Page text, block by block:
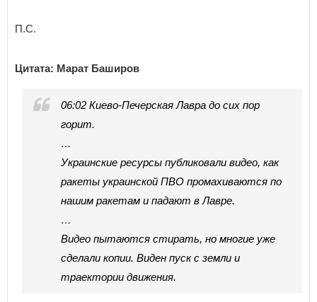
П.С.
Цитата: Марат Баширов
06:02 Киево-Печерская Лавра до сих пор
горит.
…
Украинские ресурсы публиковали видео, как
ракеты украинской ПВО промахиваются по
нашим ракетам и падают в Лавре.
…
Видео пытаются стирать, но многие уже
сделали копии. Виден пуск с земли и
траектории движения.